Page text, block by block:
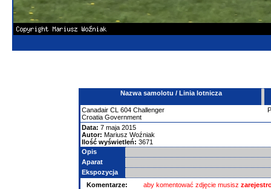
Nazwa samolotu / Linia lotnicza
Canadair CL 604 Challenger
Croatia Government
Data: 7 maja 2015
Autor: Mariusz Woźniak
Ilość wyświetleń: 3671
Opis
Aparat
Ekspozycja
Komentarze:
aby komentować zdjęcie musisz